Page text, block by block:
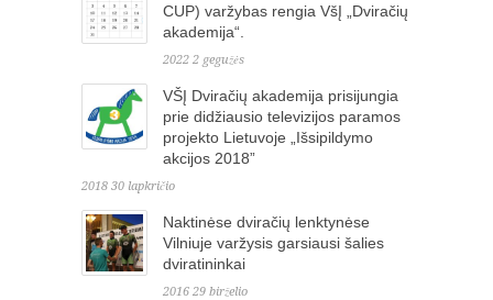
CUP) varžybas rengia VšĮ „Dviračių
akademija“.
2022 2 gegužės
VŠĮ Dviračių akademija prisijungia
prie didžiausio televizijos paramos
projekto Lietuvoje „Išsipildymo
akcijos 2018”
2018 30 lapkričio
Naktinėse dviračių lenktynėse
Vilniuje varžysis garsiausi šalies
dviratininkai
2016 29 birželio